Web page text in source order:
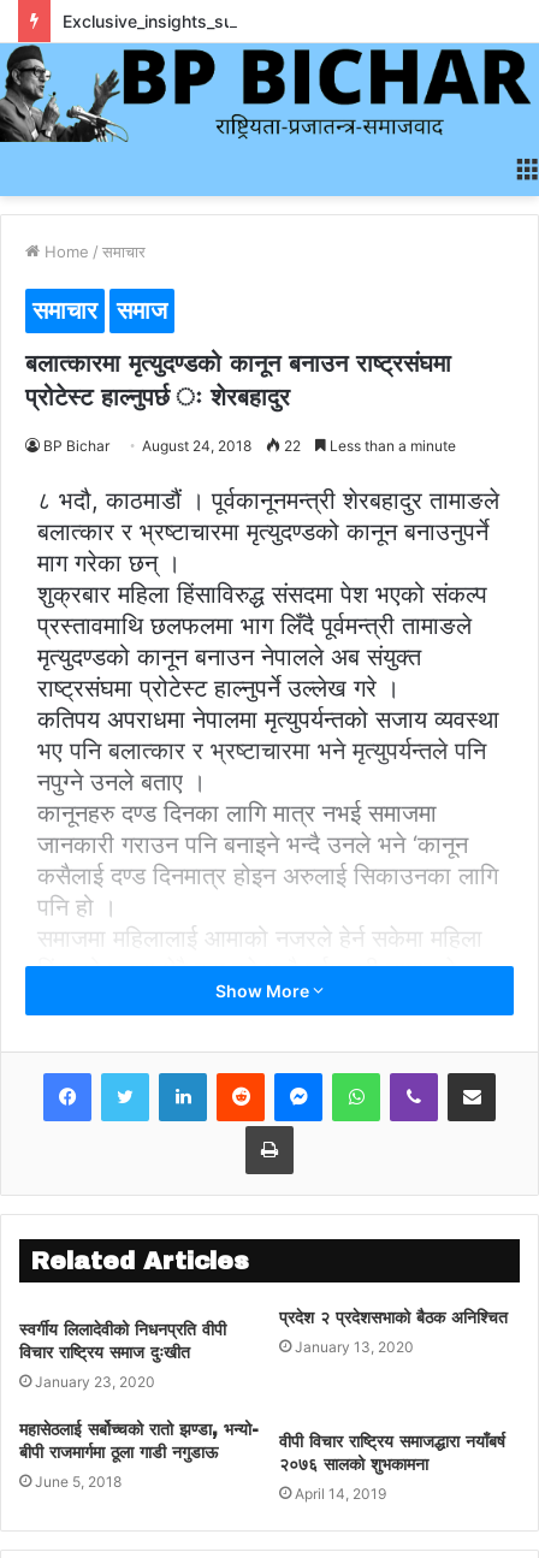
Home / समाचार
समाचार समाज
बलात्कारमा मृत्युदण्डको कानून बनाउन राष्ट्रसंघमा
प्रोटेस्ट हाल्नुपर्छ ः शेरबहादुर
BP Bichar August 24, 2018 22 Less than a minute
८ भदौ, काठमाडौं । पूर्वकानूनमन्त्री शेरबहादुर तामाङले
बलात्कार र भ्रष्टाचारमा मृत्युदण्डको कानून बनाउनुपर्ने
माग गरेका छन् ।
शुक्रबार महिला हिंसाविरुद्ध संसदमा पेश भएको संकल्प
प्रस्तावमाथि छलफलमा भाग लिँदै पूर्वमन्त्री तामाङले
मृत्युदण्डको कानून बनाउन नेपालले अब संयुक्त
राष्ट्रसंघमा प्रोटेस्ट हाल्नुपर्ने उल्लेख गरे ।
कतिपय अपराधमा नेपालमा मृत्युपर्यन्तको सजाय व्यवस्था
भए पनि बलात्कार र भ्रष्टाचारमा भने मृत्युपर्यन्तले पनि
नपुग्ने उनले बताए ।
कानूनहरु दण्ड दिनका लागि मात्र नभई समाजमा
जानकारी गराउन पनि बनाइने भन्दै उनले भने ‘कानून
कसैलाई दण्ड दिनमात्र होइन अरुलाई सिकाउनका लागि
पनि हो ।
समाजमा महिलालाई आमाको नजरले हेर्न सकेमा महिला
हिंसाको घटना धेरै कम हुने भन्दै पूर्वमन्त्री तामाङले
महिलालाई हेर्ने समाजको विकृत मनस्थितिका कारण पनि
Show More
LinkedInReddit MessengerWhatsAppViber Share via Email
Print
Related Articles
स्वर्गीय लिलादेवीको निधनप्रति वीपी
विचार राष्ट्रिय समाज दुःखीत
January 23, 2020
प्रदेश २ प्रदेशसभाको बैठक अनिश्चित
January 13, 2020
महासेठलाई सर्बोच्चको रातो झण्डा, भन्यो-
बीपी राजमार्गमा ठूला गाडी नगुडाऊ
June 5, 2018
वीपी विचार राष्ट्रिय समाजद्धारा नयाँबर्ष
२०७६ सालको शुभकामना
April 14, 2019